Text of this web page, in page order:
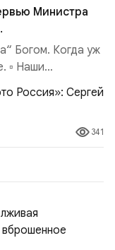
Министра
Богом. Когда уж
▫️ Наши
— в том,
наши границы
сердится,
М. Горчакова...
341